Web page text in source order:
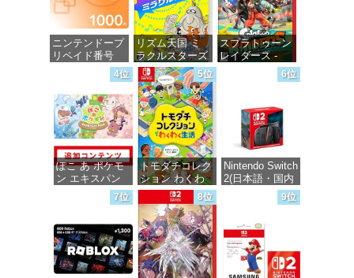
ニンテンドープ
リペイド番号
1000円|オンラ
インコード版
価格：¥1,000
リズム天国 ミ
ラクルスターズ
-Switch
価格：¥5,645
スプラトゥーン
レイダース -
4位
ぽこ あ ポケモ
ン エキスパン
ションパス|オン
ラインコード版
価格：¥4,400
5位
トモダチコレク
ション わくわ
く生活 -Switch
価格：¥6,144
6位
Nintendo Switch
2(日本語・国内
7位 8位 9位